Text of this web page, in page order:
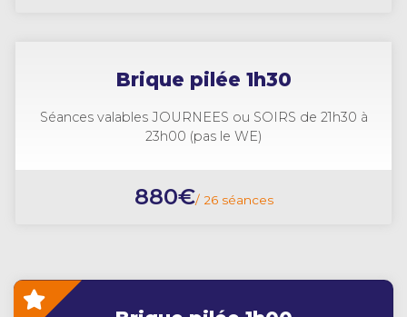
Brique pilée 1h30
Séances valables JOURNEES ou SOIRS de 21h30 à
23h00 (pas le WE)
880€/ 26 séances